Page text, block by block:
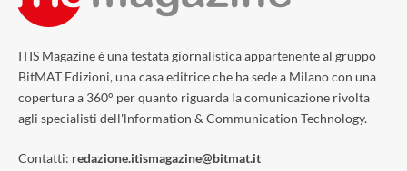
ITIS Magazine è una testata giornalistica appartenente al gruppo
BitMAT Edizioni, una casa editrice che ha sede a Milano con una
copertura a 360° per quanto riguarda la comunicazione rivolta
agli specialisti dell'lnformation & Communication Technology.
Contatti: redazione.itismagazine@bitmat.it